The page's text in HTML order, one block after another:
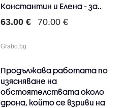
Константин и Елена - за..
63.00 € 70.00 €
Grabo.bg
Продължава работата по
изясняване на
обстоятелствата около
дрона, който се взриви на